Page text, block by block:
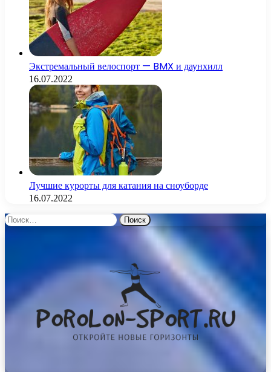
Экстремальный велоспорт — BMX и даунхилл
16.07.2022
Лучшие курорты для катания на сноуборде
16.07.2022
Найти: